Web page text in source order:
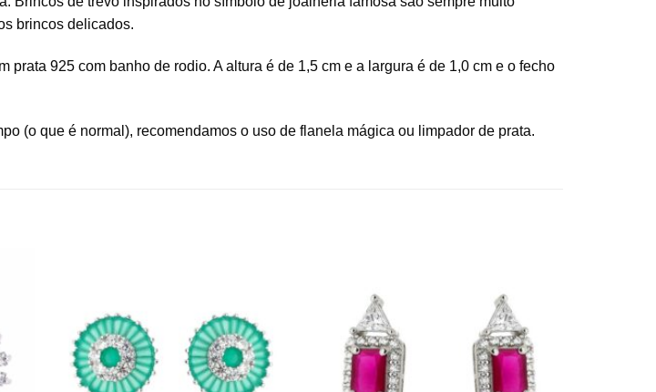
brincos delicados.
925 com banho de rodio. A altura é de 1,5 cm e a largura é de 1,0 cm e o fecho
(o que é normal), recomendamos o uso de flanela mágica ou limpador de prata.